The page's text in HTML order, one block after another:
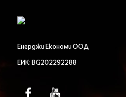
Енерджи Економи ООД
ЕИК: BG202292288